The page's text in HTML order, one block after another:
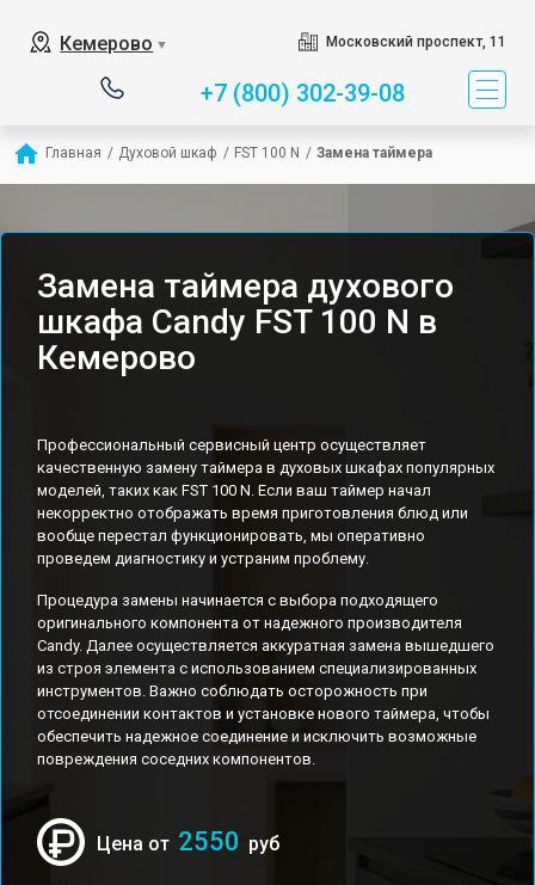
Кемерово ▼ Московский проспект, 11
+7 (800) 302-39-08
Главная / Духовой шкаф / FST 100 N / Замена таймера
Замена таймера духового
шкафа Candy FST 100 N в
Кемерово
Профессиональный сервисный центр осуществляет
качественную замену таймера в духовых шкафах популярных
моделей, таких как FST 100 N. Если ваш таймер начал
некорректно отображать время приготовления блюд или
вообще перестал функционировать, мы оперативно
проведем диагностику и устраним проблему.
Процедура замены начинается с выбора подходящего
оригинального компонента от надежного производителя
Candy. Далее осуществляется аккуратная замена вышедшего
из строя элемента с использованием специализированных
инструментов. Важно соблюдать осторожность при
отсоединении контактов и установке нового таймера, чтобы
обеспечить надежное соединение и исключить возможные
повреждения соседних компонентов.
Цена от 2550 руб